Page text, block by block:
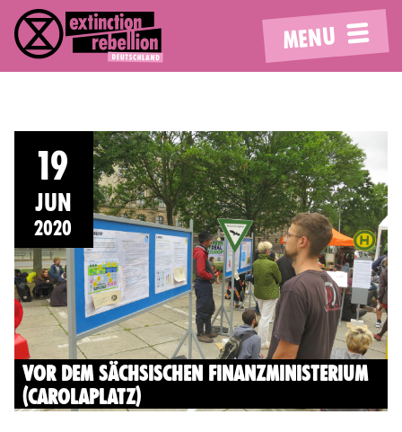
MENU
19
JUN
2020
VOR DEM SÄCHSISCHEN FINANZMINISTERIUM
(CAROLAPLATZ)